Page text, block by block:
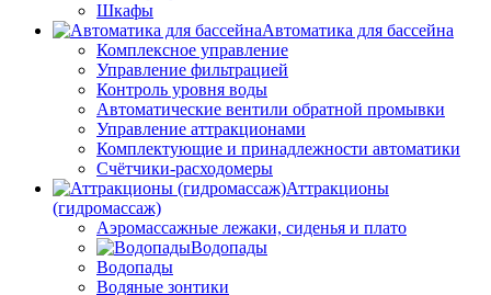
Шкафы
Автоматика для бассейна
Комплексное управление
Управление фильтрацией
Контроль уровня воды
Автоматические вентили обратной промывки
Управление аттракционами
Комплектующие и принадлежности автоматики
Счётчики-расходомеры
Аттракционы
(гидромассаж)
Аэромассажные лежаки, сиденья и плато
Водопады
Водопады
Водяные зонтики